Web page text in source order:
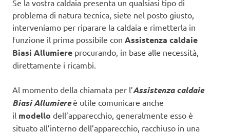
Se la vostra caldaia presenta un qualsiasi tipo di
problema di natura tecnica, siete nel posto giusto,
interveniamo per riparare la caldaia e rimetterla in
funzione il prima possibile con Assistenza caldaie
Biasi Allumiere procurando, in base alle necessità,
direttamente i ricambi.
Al momento della chiamata per l’Assistenza caldaie
Biasi Allumiereè utile comunicare anche
il modello dell’apparecchio, generalmente esso è
situato all’interno dell’apparecchio, racchiuso in una